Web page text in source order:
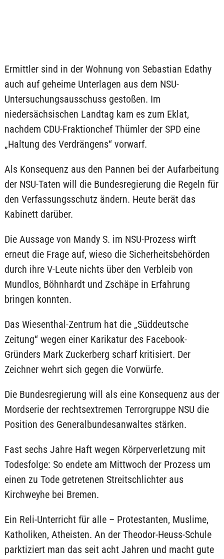
Ermittler sind in der Wohnung von Sebastian Edathy
auch auf geheime Unterlagen aus dem NSU-
Untersuchungsausschuss gestoßen. Im
niedersächsischen Landtag kam es zum Eklat,
nachdem CDU-Fraktionchef Thümler der SPD eine
„Haltung des Verdrängens“ vorwarf.
Als Konsequenz aus den Pannen bei der Aufarbeitung
der NSU-Taten will die Bundesregierung die Regeln für
den Verfassungsschutz ändern. Heute berät das
Kabinett darüber.
Die Aussage von Mandy S. im NSU-Prozess wirft
erneut die Frage auf, wieso die Sicherheitsbehörden
durch ihre V-Leute nichts über den Verbleib von
Mundlos, Böhnhardt und Zschäpe in Erfahrung
bringen konnten.
Das Wiesenthal-Zentrum hat die „Süddeutsche
Zeitung“ wegen einer Karikatur des Facebook-
Gründers Mark Zuckerberg scharf kritisiert. Der
Zeichner wehrt sich gegen die Vorwürfe.
Die Bundesregierung will als eine Konsequenz aus der
Mordserie der rechtsextremen Terrorgruppe NSU die
Position des Generalbundesanwaltes stärken.
Fast sechs Jahre Haft wegen Körperverletzung mit
Todesfolge: So endete am Mittwoch der Prozess um
einen zu Tode getretenen Streitschlichter aus
Kirchweyhe bei Bremen.
Ein Reli-Unterricht für alle – Protestanten, Muslime,
Katholiken, Atheisten. An der Theodor-Heuss-Schule
parktiziert man das seit acht Jahren und macht gute